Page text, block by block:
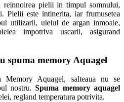
pielii in timpul somnului,
Pielii este intinerita, iar frumusetea
utilizarii, uleiul de argan inmoaie,
impotriva uscarii, asigurand
spuma memory Aquagel
Memory Aquagel, salteaua nu se
nostru.Spuma memory aquagel
regland temperatura potrivita.